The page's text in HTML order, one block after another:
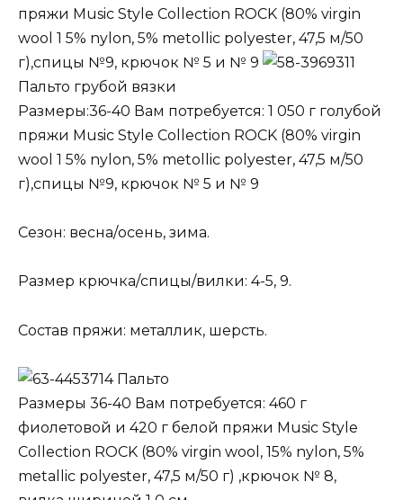
пряжи Music Style Collection ROCK (80% virgin
wool 1 5% nylon, 5% metollic polyester, 47,5 м/50
г),спицы №9, крючок № 5 и № 9
Пальто грубой вязки
Размеры:36-40 Вам потребуется: 1 050 г голубой
пряжи Music Style Collection ROCK (80% virgin
wool 1 5% nylon, 5% metollic polyester, 47,5 м/50
г),спицы №9, крючок № 5 и № 9
Сезон: весна/осень, зима.
Размер крючка/спицы/вилки: 4-5, 9.
Состав пряжи: металлик, шерсть.
Пальто
Размеры 36-40 Вам потребуется: 460 г
фиолетовой и 420 г белой пряжи Music Style
Collection ROCK (80% virgin wool, 15% nylon, 5%
metallic polyester, 47,5 м/50 г) ,крючок № 8,